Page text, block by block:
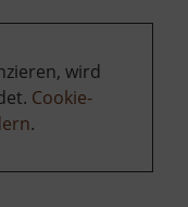
wird
Cookie-
.